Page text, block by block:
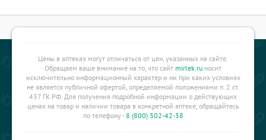
Цены в аптеках могут отличаться от цен, указанных на сайте.
Обращаем ваше внимание на то, что сайт mirlek.ru носит
исключительно информационный характер и ни при каких условиях
не является публичной офертой, определяемой положениями п. 2 ст.
437 ГК РФ. Для получения подробной информации о действующих
ценах на товар и наличии товара в конкретной аптеке, обращайтесь
по телефону -8 (800) 302-42-38